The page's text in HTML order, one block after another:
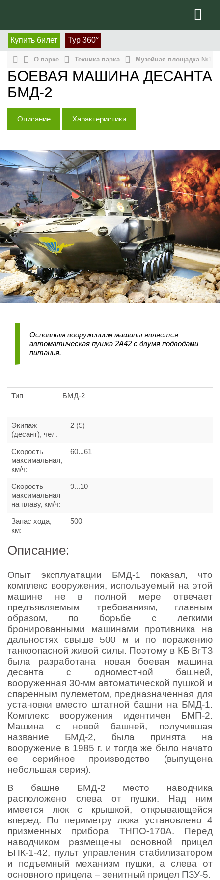
Купить билет Тур 360°
О парке Техника парка Музейная площадка №1:
БОЕВАЯ МАШИНА ДЕСАНТА
БМД-2
Описание Характеристики
Основным вооружением машины является
автоматическая пушка 2А42 с двумя подводами
питания.
Тип БМД-2
Экипаж
(десант), чел.
2 (5)
Скорость
максимальная,
км/ч:
60...61
Скорость
максимальная
на плаву, км/ч:
9...10
Запас хода,
км:
500
Описание:
Опыт эксплуатации БМД-1 показал, что
комплекс вооружения, используемый на этой
машине не в полной мере отвечает
предъявляемым требованиям, главным
образом, по борьбе с легкими
бронированными машинами противника на
дальностях свыше 500 м и по поражению
танкоопасной живой силы. Поэтому в КБ ВгТЗ
была разработана новая боевая машина
десанта с одноместной башней,
вооруженная 30-мм автоматической пушкой и
спаренным пулеметом, предназначенная для
установки вместо штатной башни на БМД-1.
Комплекс вооружения идентичен БМП-2.
Машина с новой башней, получившая
название БМД-2, была принята на
вооружение в 1985 г. и тогда же было начато
ее серийное производство (выпущена
небольшая серия).
В башне БМД-2 место наводчика
расположено слева от пушки. Над ним
имеется люк с крышкой, открывающейся
вперед. По периметру люка установлено 4
призменных прибора ТНПО-170А. Перед
наводчиком размещены основной прицел
БПК-1-42, пульт управления стабилизатором
и подъемный механизм пушки, а слева от
основного прицела – зенитный прицел ПЗУ-5.